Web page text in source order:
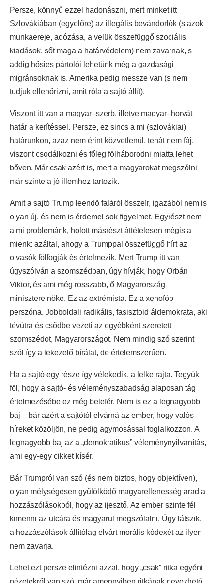
Persze, könnyű ezzel hadonászni, mert minket itt
Szlovákiában (egyelőre) az illegális bevándorlók (s azok
munkaereje, adózása, a velük összefüggő szociális
kiadások, sőt maga a határvédelem) nem zavarnak, s
addig hősies pártolói lehetünk még a gazdasági
migránsoknak is. Amerika pedig messze van (s nem
tudjuk ellenőrizni, amit róla a sajtó állít).
Viszont itt van a magyar–szerb, illetve magyar–horvát
határ a kerítéssel. Persze, ez sincs a mi (szlovákiai)
határunkon, azaz nem érint közvetlenül, tehát nem fáj,
viszont csodálkozni és főleg fölháborodni miatta lehet
bőven. Már csak azért is, mert a magyarokat megszólni
már szinte a jó illemhez tartozik.
Amit a sajtó Trump leendő faláról összeír, igazából nem is
olyan új, és nem is érdemel sok figyelmet. Egyrészt nem
a mi problémánk, holott másrészt áttételesen mégis a
mienk: azáltal, ahogy a Trumppal összefüggő hírt az
olvasók fölfogják és értelmezik. Mert Trump itt van
úgyszólván a szomszédban, úgy hívják, hogy Orbán
Viktor, és ami még rosszabb, ő Magyarország
miniszterelnöke. Ez az extrémista. Ez a xenofób
perszóna. Jobboldali radikális, fasisztoid áldemokrata, aki
tévútra és csődbe vezeti az egyébként szeretett
szomszédot, Magyarországot. Nem mindig szó szerint
szól így a lekezelő bírálat, de értelemszerűen.
Ha a sajtó egy része így vélekedik, a lelke rajta. Tegyük
föl, hogy a sajtó- és véleményszabadság alaposan tág
értelmezésébe ez még belefér. Nem is ez a legnagyobb
baj – bár azért a sajtótól elvárná az ember, hogy valós
híreket közöljön, ne pedig agymosással foglalkozzon. A
legnagyobb baj az a „demokratikus” véleménynyilvánítás,
ami egy-egy cikket kísér.
Bár Trumpról van szó (és nem biztos, hogy objektíven),
olyan mélységesen gyűlölködő magyarellenesség árad a
hozzászólásokból, hogy az ijesztő. Az ember szinte fél
kimenni az utcára és magyarul megszólalni. Úgy látszik,
a hozzászólások állítólag elvárt morális kódexét az ilyen
nem zavarja.
Lehet ezt persze elintézni azzal, hogy „csak” ritka egyéni
nézetekről van szó, már amennyiben ritkának nevezhető